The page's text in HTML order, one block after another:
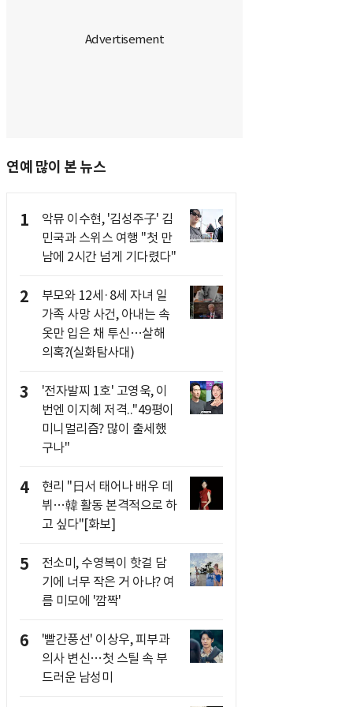
연예 많이 본 뉴스
1
악뮤 이수현, '김성주子' 김
민국과 스위스 여행 "첫 만
남에 2시간 넘게 기다렸다"
2
부모와 12세·8세 자녀 일
가족 사망 사건, 아내는 속
옷만 입은 채 투신…살해
의혹?(실화탐사대)
3
'전자발찌 1호' 고영욱, 이
번엔 이지혜 저격.."49평이
미니멀리즘? 많이 출세했
구나"
4
현리 "日서 태어나 배우 데
뷔…韓 활동 본격적으로 하
고 싶다"[화보]
5
전소미, 수영복이 핫걸 담
기에 너무 작은 거 아냐? 여
름 미모에 '깜짝'
6
'빨간풍선' 이상우, 피부과
의사 변신…첫 스틸 속 부
드러운 남성미